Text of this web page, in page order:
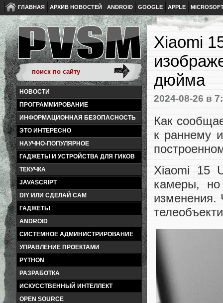
ГЛАВНАЯ АРХИВ НОВОСТЕЙ ANDROID GOOGLE APPLE
НОВОСТИ
ПРОГРАММИРОВАНИЕ
ИНФОРМАЦИОННАЯ БЕЗОПАСНОСТЬ
ЭТО ИНТЕРЕСНО
НАУЧНО-ПОПУЛЯРНОЕ
ГАДЖЕТЫ И УСТРОЙСТВА ДЛЯ ГИКОВ
ТЕКУЧКА
JAVASCRIPT
DIY ИЛИ СДЕЛАЙ САМ
ГАДЖЕТЫ
ANDROID
СИСТЕМНОЕ АДМИНИСТРИРОВАНИЕ
УПРАВЛЕНИЕ ПРОЕКТАМИ
PYTHON
РАЗРАБОТКА
ИСКУССТВЕННЫЙ ИНТЕЛЛЕКТ
OPEN SOURCE
Xiaomi
дюйма
2024-08-26 в
Как
к раннему
Xiaomi 15
камеры, но
изменения.